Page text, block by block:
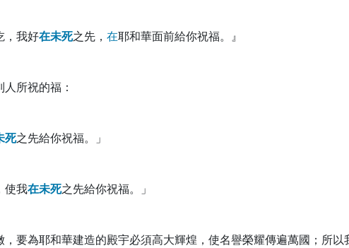
，我好在未死之先， 在耶和華面前給你祝福。』
所祝的福：
死之先給你祝福。」
使我在未死之先給你祝福。」
要為耶和華建造的殿宇必須高大輝煌，使名譽榮耀傳遍萬國；所